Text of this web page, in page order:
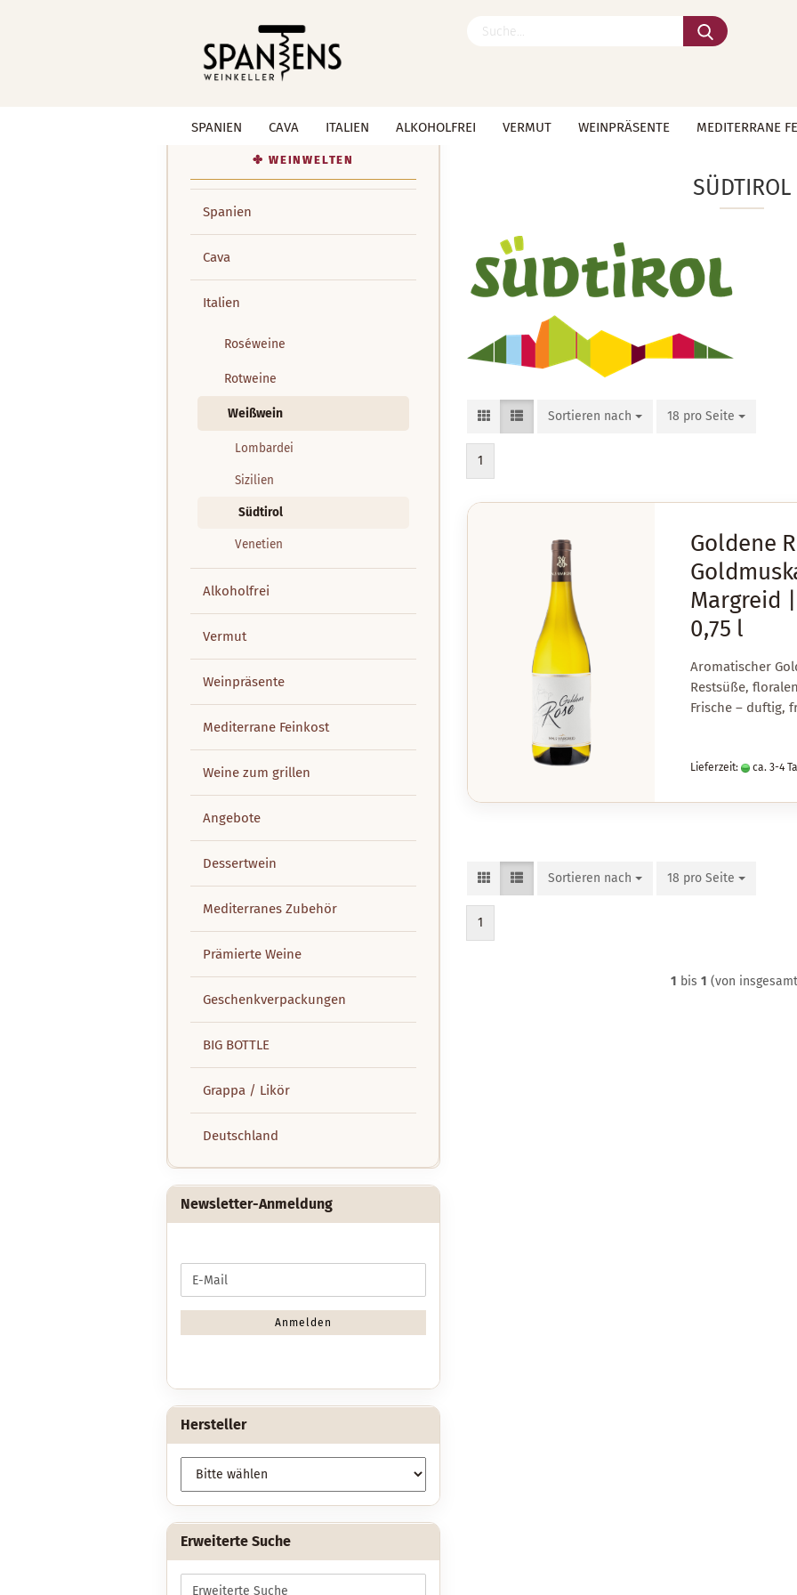
Suche...
SPANIEN CAVA ITALIEN ALKOHOLFREI VERMUT WEINPRÄSENTE MEDITERRANE
SÜDTIROL
Sortieren nach
Sortieren nach 18 pro Seite
pro Seite
1
Goldene
Margreid |
0,75 l
Aromatischer
Restsüße,
Frische – duftig,
Lieferzeit: ca. 3-4
Sortieren nach
Sortieren nach 18 pro Seite
pro Seite
1
1 bis1 (von
Spanien
Cava
Italien
Roséweine
Rotweine
Weißwein
Lombardei
Sizilien
Südtirol
Venetien
Alkoholfrei
Vermut
Weinpräsente
Mediterrane Feinkost
Weine zum grillen
Angebote
Dessertwein
Mediterranes Zubehör
Prämierte Weine
Geschenkverpackungen
BIG BOTTLE
Grappa / Likör
Deutschland
Newsletter-Anmeldung
ZUR
E-
Mail
Anmelden
Hersteller
Erweiterte Suche
Erweiterte